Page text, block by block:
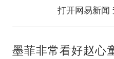
打开网易新闻
墨菲非常看好赵心